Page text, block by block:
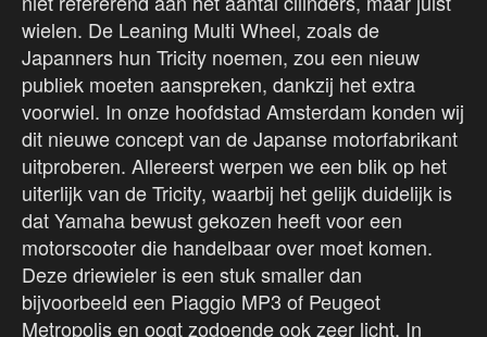
wielen. De Leaning Multi Wheel, zoals de
Japanners hun Tricity noemen, zou een nieuw
publiek moeten aanspreken, dankzij het extra
voorwiel. In onze hoofdstad Amsterdam konden wij
dit nieuwe concept van de Japanse motorfabrikant
uitproberen. Allereerst werpen we een blik op het
uiterlijk van de Tricity, waarbij het gelijk duidelijk is
dat Yamaha bewust gekozen heeft voor een
motorscooter die handelbaar over moet komen.
Deze driewieler is een stuk smaller dan
bijvoorbeeld een Piaggio MP3 of Peugeot
Metropolis en oogt zodoende ook zeer licht. In